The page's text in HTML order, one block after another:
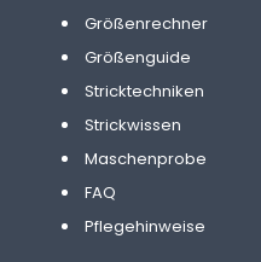
Größenrechner
Größenguide
Stricktechniken
Strickwissen
Maschenprobe
FAQ
Pflegehinweise